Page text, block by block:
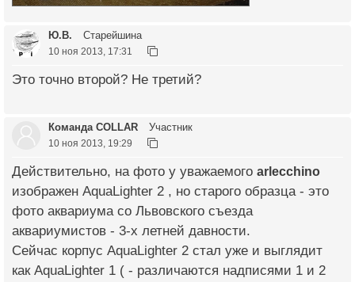
Ю.В. Старейшина
10 ноя 2013, 17:31
Это точно второй? Не третий?
Команда COLLAR Участник
10 ноя 2013, 19:29
Действительно, на фото у уважаемого arlecchino
изображен AquaLighter 2 , но старого образца - это
фото аквариума со Львовского съезда
аквариумистов - 3-х летней давности.
Сейчас корпус AquaLighter 2 стал уже и выглядит
как AquaLighter 1 ( - различаются надписями 1 и 2